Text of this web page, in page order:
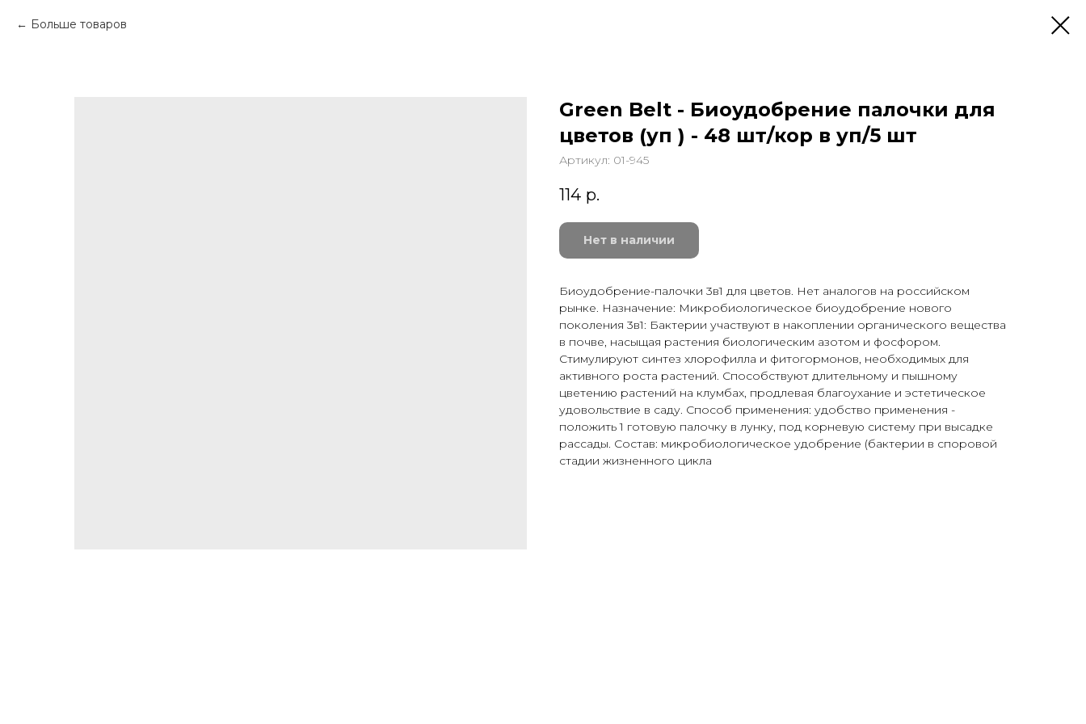
Больше товаров
Green Belt - Биоудобрение палочки для
цветов (уп ) - 48 шт/кор в уп/5 шт
Артикул: 01-945
114 р.
Нет в наличии
Биоудобрение-палочки 3в1 для цветов. Нет аналогов на российском
рынке. Назначение: Микробиологическое биоудобрение нового
поколения 3в1: Бактерии участвуют в накоплении органического вещества
в почве, насыщая растения биологическим азотом и фосфором.
Стимулируют синтез хлорофилла и фитогормонов, необходимых для
активного роста растений. Способствуют длительному и пышному
цветению растений на клумбах, продлевая благоухание и эстетическое
удовольствие в саду. Способ применения: удобство применения -
положить 1 готовую палочку в лунку, под корневую систему при высадке
рассады. Состав: микробиологическое удобрение (бактерии в споровой
стадии жизненного цикла